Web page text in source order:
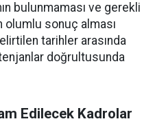
bulunmaması ve gerekli
olumlu sonuç alması
tarihler arasında
doğrultusunda
Edilecek Kadrolar